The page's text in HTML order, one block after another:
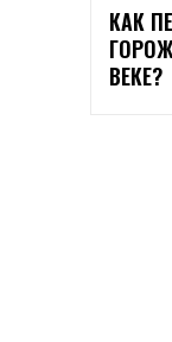
КАК
ВЕКЕ?